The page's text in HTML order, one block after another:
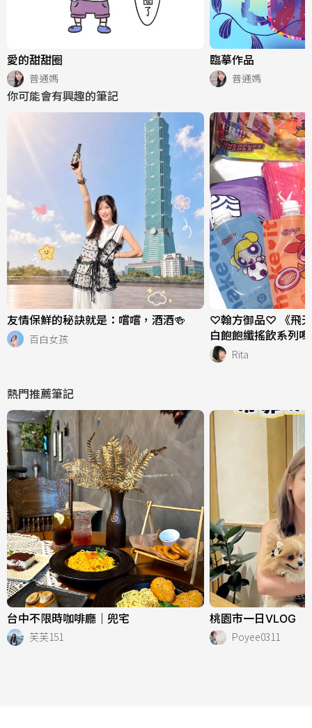
愛的甜甜圈
普通媽
臨摹作品
普通媽
你可能會有興趣的筆記
友情保鮮的秘訣就是：嚐嚐，酒酒🍻
百白女孩
♡翰方御品♡ 《飛
白飽飽纖搖飲系列
Rita
熱門推薦筆記
台中不限時咖啡廳｜兜宅
芙芙151
桃園市一日VLOG
Poyee0311